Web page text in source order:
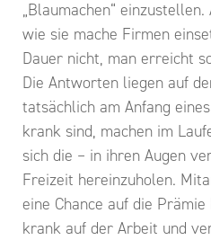
„Blaumachen“
wie sie mache Firmen
Dauer nicht, man erreicht
Die Antworten liegen auf
tatsächlich am Anfang
krank sind, machen im
sich die – in ihren Augen
Freizeit hereinzuholen.
eine Chance auf die
krank auf der Arbeit und